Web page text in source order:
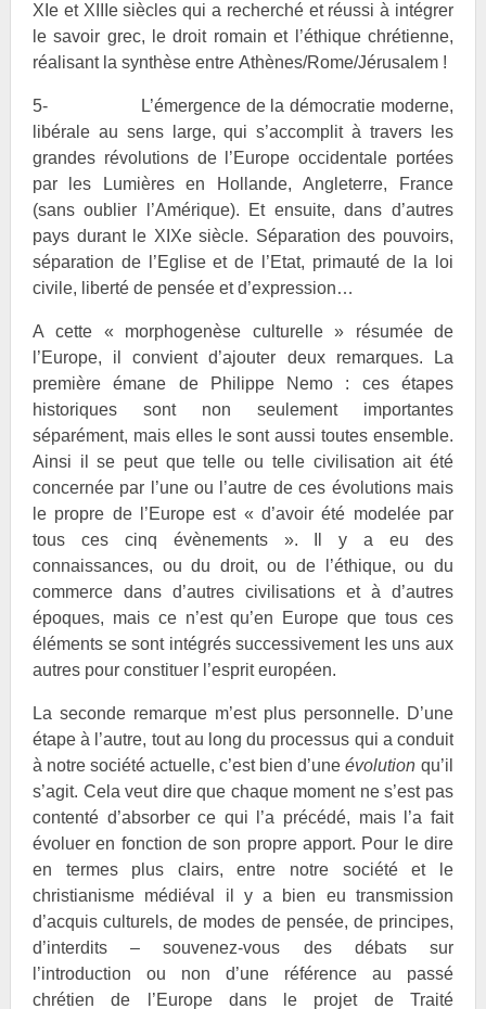
XIe et XIIIe siècles qui a recherché et réussi à intégrer
le savoir grec, le droit romain et l’éthique chrétienne,
réalisant la synthèse entre Athènes/Rome/Jérusalem !
5- L’émergence de la démocratie moderne,
libérale au sens large, qui s’accomplit à travers les
grandes révolutions de l’Europe occidentale portées
par les Lumières en Hollande, Angleterre, France
(sans oublier l’Amérique). Et ensuite, dans d’autres
pays durant le XIXe siècle. Séparation des pouvoirs,
séparation de l’Eglise et de l’Etat, primauté de la loi
civile, liberté de pensée et d’expression…
A cette « morphogenèse culturelle » résumée de
l’Europe, il convient d’ajouter deux remarques. La
première émane de Philippe Nemo : ces étapes
historiques sont non seulement importantes
séparément, mais elles le sont aussi toutes ensemble.
Ainsi il se peut que telle ou telle civilisation ait été
concernée par l’une ou l’autre de ces évolutions mais
le propre de l’Europe est « d’avoir été modelée par
tous ces cinq évènements ». Il y a eu des
connaissances, ou du droit, ou de l’éthique, ou du
commerce dans d’autres civilisations et à d’autres
époques, mais ce n’est qu’en Europe que tous ces
éléments se sont intégrés successivement les uns aux
autres pour constituer l’esprit européen.
La seconde remarque m’est plus personnelle. D’une
étape à l’autre, tout au long du processus qui a conduit
à notre société actuelle, c’est bien d’une évolutionqu’il
s’agit. Cela veut dire que chaque moment ne s’est pas
contenté d’absorber ce qui l’a précédé, mais l’a fait
évoluer en fonction de son propre apport. Pour le dire
en termes plus clairs, entre notre société et le
christianisme médiéval il y a bien eu transmission
d’acquis culturels, de modes de pensée, de principes,
d’interdits – souvenez-vous des débats sur
l’introduction ou non d’une référence au passé
chrétien de l’Europe dans le projet de Traité